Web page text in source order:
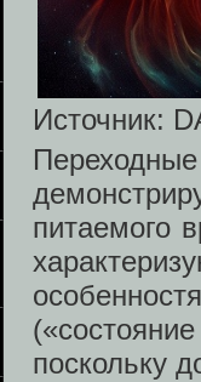
Источник:
питаемого
поскольку